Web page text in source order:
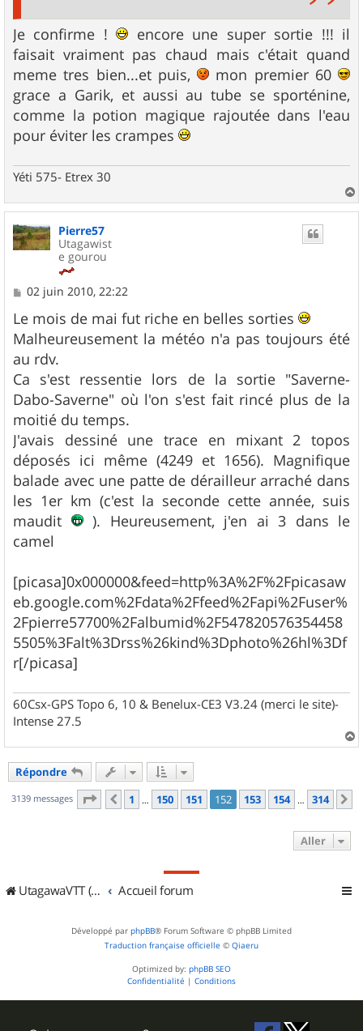
Je confirme !
encore une super sortie !!! il
faisait vraiment pas chaud mais c'était quand
meme tres bien...et puis,
mon premier 60
grace a Garik, et aussi au tube se sporténine,
comme la potion magique rajoutée dans l'eau
pour éviter les crampes
Yéti 575- Etrex 30
a
Pierre57
Utagawist
e gourou
M
s
s
a
g
e
02 juin 2010, 22:22
Le mois de mai fut riche en belles sorties
Malheureusement la météo n'a pas toujours été
au rdv.
Ca s'est ressentie lors de la sortie "Saverne-
Dabo-Saverne" où l'on s'est fait rincé plus de la
moitié du temps.
J'avais dessiné une trace en mixant 2 topos
déposés ici même (4249 et 1656). Magnifique
balade avec une patte de dérailleur arraché dans
les 1er km (c'est la seconde cette année, suis
maudit
). Heureusement, j'en ai 3 dans le
camel
[picasa]0x000000&feed=http%3A%2F%2Fpicasaw
eb.google.com%2Fdata%2Ffeed%2Fapi%2Fuser%
2Fpierre57700%2Falbumid%2F547820576354458
5505%3Falt%3Drss%26kind%3Dphoto%26hl%3Df
r[/picasa]
60Csx-GPS Topo 6, 10 & Benelux-CE3 V3.24 (merci le site)-
Intense 27.5
a
Répondre
3139 messages Page 152 sur314
Précédent
1 … 150 151 152 153 154 … 314
Aller
UtagawaVTT (Randos VTT et VTTAE avec traces GPS) Accueil forum
Développé par phpBB® Forum Software © phpBB Limited
Traduction française officielle © Qiaeru
Optimized by: phpBB SEO
Confidentialité | Conditions